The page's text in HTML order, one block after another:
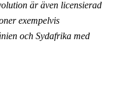
är även licensierad
exempelvis
och Sydafrika med